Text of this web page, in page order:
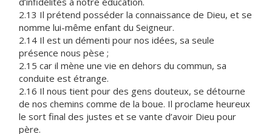
2.13 Il prétend posséder la connaissance de Dieu, et se
nomme lui-même enfant du Seigneur.
2.14 Il est un démenti pour nos idées, sa seule
présence nous pèse ;
2.15 car il mène une vie en dehors du commun, sa
conduite est étrange.
2.16 Il nous tient pour des gens douteux, se détourne
de nos chemins comme de la boue. Il proclame heureux
le sort final des justes et se vante d’avoir Dieu pour
père.